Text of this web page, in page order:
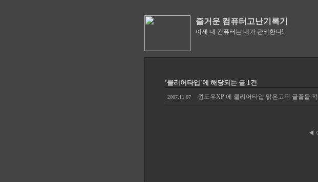
즐거운 컴퓨터고난기록기
이제 내 컴퓨터는 내가 관리한다!
'클리어타입'에 해당되는 글 1건
2007.11.07 윈도우XP 에 클리어타입 맑은고딕 글꼴을
◀